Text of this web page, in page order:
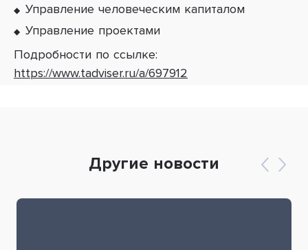
Управление человеческим капиталом
Управление проектами
Подробности по ссылке:
https://www.tadviser.ru/a/697912
Другие новости